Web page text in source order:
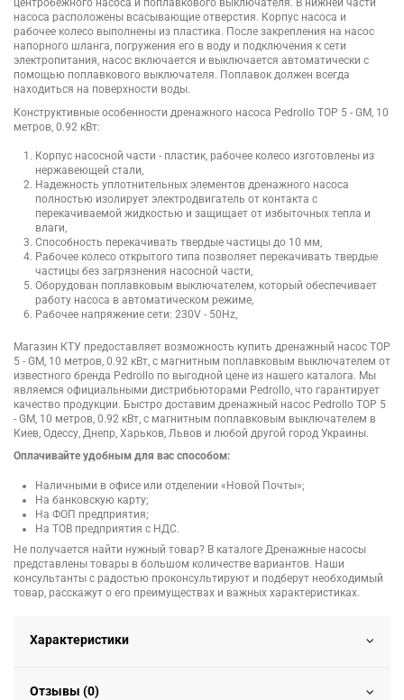
центробежного насоса и поплавкового выключателя. В нижней части
насоса расположены всасывающие отверстия. Корпус насоса и
рабочее колесо выполнены из пластика. После закрепления на насос
напорного шланга, погружения его в воду и подключения к сети
электропитания, насос включается и выключается автоматически с
помощью поплавкового выключателя. Поплавок должен всегда
находиться на поверхности воды.
Конструктивные особенности дренажного насоса Pedrollo TOP 5 - GM, 10
метров, 0.92 кВт:
Корпус насосной части - пластик, рабочее колесо изготовлены из
нержавеющей стали,
Надежность уплотнительных элементов дренажного насоса
полностью изолирует электродвигатель от контакта с
перекачиваемой жидкостью и защищает от избыточных тепла и
влаги,
Способность перекачивать твердые частицы до 10 мм,
Рабочее колесо открытого типа позволяет перекачивать твердые
частицы без загрязнения насосной части,
Оборудован поплавковым выключателем, который обеспечивает
работу насоса в автоматическом режиме,
Рабочее напряжение сети: 230V - 50Hz,
Магазин КТУ предоставляет возможность купить дренажный насос TOP
5 - GM, 10 метров, 0.92 кВт, с магнитным поплавковым выключателем от
известного бренда Pedrollo по выгодной цене из нашего каталога. Мы
являемся официальными дистрибьюторами Pedrollo, что гарантирует
качество продукции. Быстро доставим дренажный насос Pedrollo TOP 5
- GM, 10 метров, 0.92 кВт, с магнитным поплавковым выключателем в
Киев, Одессу, Днепр, Харьков, Львов и любой другой город Украины.
Оплачивайте удобным для вас способом:
Наличными в офисе или отделении «Новой Почты»;
На банковскую карту;
На ФОП предприятия;
На ТОВ предприятия с НДС.
Не получается найти нужный товар? В каталоге Дренажные насосы
представлены товары в большом количестве вариантов. Наши
консультанты с радостью проконсультируют и подберут необходимый
товар, расскажут о его преимуществах и важных характеристиках.
Характеристики
Отзывы (0)